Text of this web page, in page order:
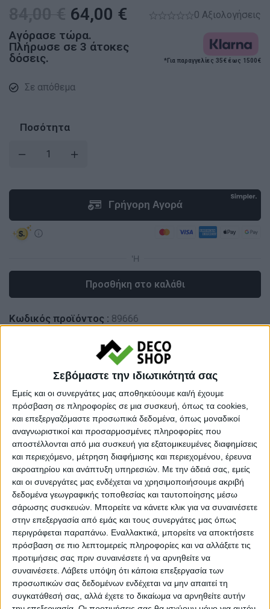
Σεβόμαστε την ιδιωτικότητά σας
Εμείς και οι συνεργάτες μας αποθηκεύουμε και/ή έχουμε
πρόσβαση σε πληροφορίες σε μια συσκευή, όπως τα cookies,
και επεξεργαζόμαστε προσωπικά δεδομένα, όπως μοναδικοί
αναγνωριστικοί και προσαρμοσμένες πληροφορίες που
αποστέλλονται από μια συσκευή για εξατομικευμένες διαφημίσεις
και περιεχόμενο, μέτρηση διαφήμισης και περιεχομένου, έρευνα
ακροατηρίου και ανάπτυξη υπηρεσιών. Με την άδειά σας, εμείς
και οι συνεργάτες μας ενδέχεται να χρησιμοποιήσουμε ακριβή
δεδομένα γεωγραφικής τοποθεσίας και ταυτοποίησης μέσω
σάρωσης συσκευών. Μπορείτε να κάνετε κλικ για να συναινέσετε
στην επεξεργασία από εμάς και τους συνεργάτες μας όπως
περιγράφεται παραπάνω. Εναλλακτικά, μπορείτε να αποκτήσετε
πρόσβαση σε πιο λεπτομερείς πληροφορίες και να αλλάξετε τις
προτιμήσεις σας πριν συναινέσετε ή να αρνηθείτε να
συναινέσετε. Λάβετε υπόψη ότι κάποια επεξεργασία των
προσωπικών σας δεδομένων ενδέχεται να μην απαιτεί τη
συγκατάθεσή σας, αλλά έχετε το δικαίωμα να αρνηθείτε αυτήν
64,00 € 0 Αξιολογήσεις
Αγόρασε τώρα.
Πλήρωσε σε 3 άτοκες
δόσεις.
*Για παραγγελίες 35€ έως 1500€
Σε απόθεμα
Ποσότητα
Προσθήκη στο καλάθι
Κωδικός προϊόντος : 89666
Κάνε μια ερώτηση Share
Μεσαίο βάρος: Προιοντα μεσαίου βάρους
Κατηγορία:
ΚΑΡΕΚΛΕΣ
Tag:
μασιφ
Μάρκα:Megapap
Εγγυημένες & Ασφαλείς Συναλλαγές
Περιγραφή Πληροφορίες Ερωτήσεις